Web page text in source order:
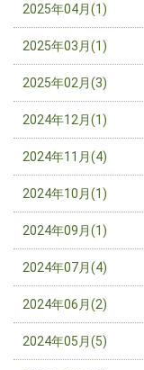
2025年04月(1)
2025年03月(1)
2025年02月(3)
2024年12月(1)
2024年11月(4)
2024年10月(1)
2024年09月(1)
2024年07月(4)
2024年06月(2)
2024年05月(5)